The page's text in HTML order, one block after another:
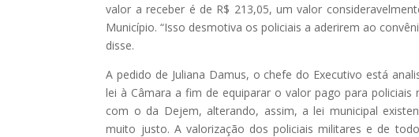
valor a receber é de R$ 213,05, um valor
Município. “Isso desmotiva os policiais a aderirem ao
disse.
A pedido de Juliana Damus, o chefe do Executivo está
lei à Câmara a fim de equiparar o valor pago para policiais
com o da Dejem, alterando, assim, a lei municipal
muito justo. A valorização dos policiais militares e de